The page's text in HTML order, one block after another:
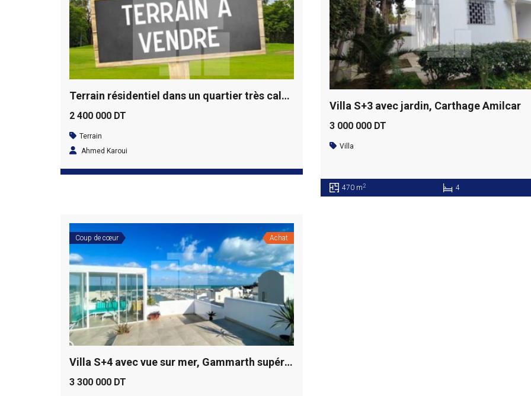
Terrain résidentiel dans un quartier très calme, Gammarth supérieur
2 400 000 DT
Terrain
Ahmed Karoui
Villa S+3 avec jardin, Carthage Amilcar
3 000 000 DT
Villa
470 m2 4
Coup de cœur Achat
Villa S+4 avec vue sur mer, Gammarth supérieur
3 300 000 DT